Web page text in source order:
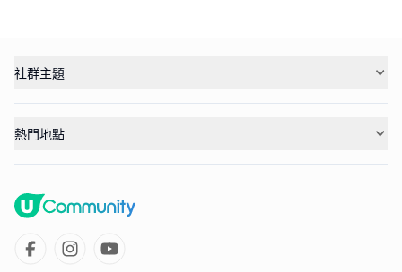
社群主題
熱門地點